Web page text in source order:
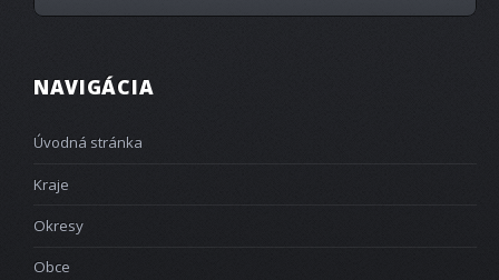
NAVIGÁCIA
Úvodná stránka
Kraje
Okresy
Obce